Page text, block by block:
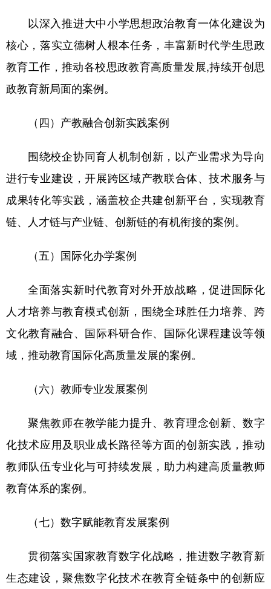
以深入推进大中小学思想政治教育一体化建设为
核心，落实立德树人根本任务，丰富新时代学生思政
教育工作，推动各校思政教育高质量发展,持续开创思
政教育新局面的案例。
（四）产教融合创新实践案例
围绕校企协同育人机制创新，以产业需求为导向
进行专业建设，开展跨区域产教联合体、技术服务与
成果转化等实践，涵盖校企共建创新平台，实现教育
链、人才链与产业链、创新链的有机衔接的案例。
（五）国际化办学案例
全面落实新时代教育对外开放战略，促进国际化
人才培养与教育模式创新，围绕全球胜任力培养、跨
文化教育融合、国际科研合作、国际化课程建设等领
域，推动教育国际化高质量发展的案例。
（六）教师专业发展案例
聚焦教师在教学能力提升、教育理念创新、数字
化技术应用及职业成长路径等方面的创新实践，推动
教师队伍专业化与可持续发展，助力构建高质量教师
教育体系的案例。
（七）数字赋能教育发展案例
贯彻落实国家教育数字化战略，推进数字教育新
生态建设，聚焦数字化技术在教育全链条中的创新应